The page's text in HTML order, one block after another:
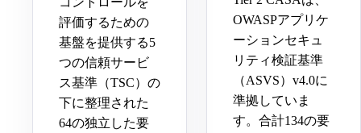
評価するための
基盤を提供する5
つの信頼サービ
ス基準（TSC）の
下に整理された
64の独立した要
OWASPアプリケ
ーションセキュ
リティ検証基準
（ASVS）v4.0に
準拠していま
す。合計134の要